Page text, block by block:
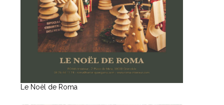
Le Noël de Roma